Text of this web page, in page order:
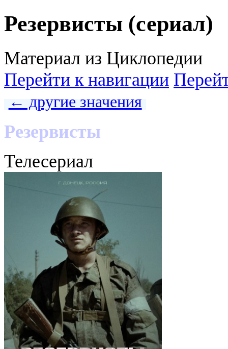
Резервисты (сериал)
Материал из Циклопедии
Перейти к навигации
← другие значения
Резервисты
Телесериал